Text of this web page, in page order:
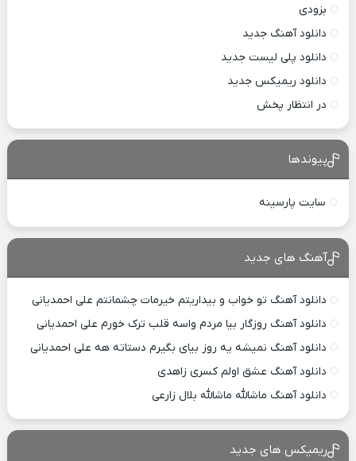
بزودی
دانلود آهنگ جدید
دانلود پلی لیست جدید
دانلود ریمیکس جدید
در انتظار پخش
پیوندها
سایت پارسینه
آهنگ های جدید
دانلود آهنگ تو خواب و بیداریتم خیرمات چشمانتم علی احمدیانی
دانلود آهنگ روزگار بیا مردم واسه قلب ترک خورم علی احمدیانی
دانلود آهنگ نمیشه یه روز بیای بگیرم دستاته هه علی احمدیانی
دانلود آهنگ عشق اولم کسری زاهدی
دانلود آهنگ ماشالله ماشالله بلال زارعی
ریمیکس های جدید